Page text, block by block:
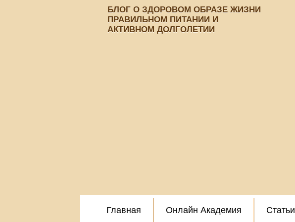
БЛОГ О ЗДОРОВОМ ОБРАЗЕ ЖИЗНИ
ПРАВИЛЬНОМ ПИТАНИИ И
АКТИВНОМ ДОЛГОЛЕТИИ
Главная Онлайн Академия Статьи